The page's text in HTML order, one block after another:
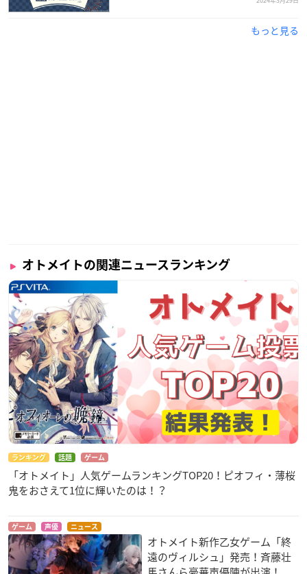
もっと見る
オトメイトの関連ニュースランキング
ランキング 話題 ゲーム
「オトメイト」人気ゲームランキングTOP20！ピオフィ・薄桜
鬼をおさえて1位に輝いたのは！？
ゲーム 声優 ニュース
オトメイト新作乙女ゲーム「終
遠のヴィルシュ」発売！斉藤壮